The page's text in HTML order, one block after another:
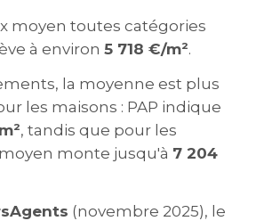
moyen toutes catégories
à environ 5 718 €/m².
la moyenne est plus
les maisons : PAP indique
, tandis que pour les
monte jusqu'à 7 204
(novembre 2025), le